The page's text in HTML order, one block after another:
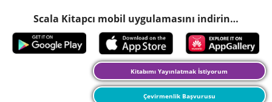
Scala Kitapcı mobil uygulamasını indirin…
Kitabımı Yayınlatmak İstiyorum
Çevirmenlik Başvurusu